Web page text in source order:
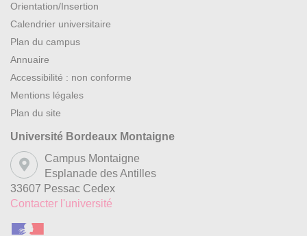
Orientation/Insertion
Calendrier universitaire
Plan du campus
Annuaire
Accessibilité : non conforme
Mentions légales
Plan du site
Université Bordeaux Montaigne
Campus Montaigne
Esplanade des Antilles
33607 Pessac Cedex
Contacter l'université